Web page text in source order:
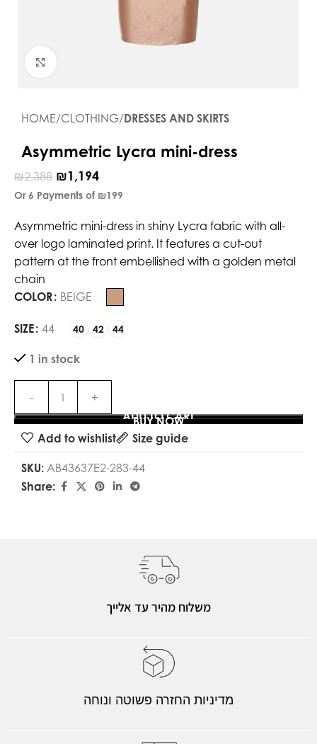
HOME CLOTHING DRESSES AND SKIRTS
Asymmetric Lycra mini-dress
₪2,388 ₪1,194
Or 6 Payments of ₪199
Asymmetric mini-dress in shiny Lycra fabric with all-
over logo laminated print. It features a cut-out
pattern at the front embellished with a golden metal
chain
COLOR BEIGE
SIZE 44 40 42 44
1 in stock
ADD TO CART
BUY NOW
Add to wishlist
Size guide
SKU: AB43637E2-283-44
Share:
משלוח מהיר עד אלייך
מדיניות החזרה פשוטה ונוחה